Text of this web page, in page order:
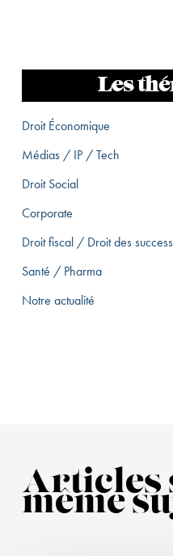
Les
Droit Économique
Médias / IP / Tech
Droit Social
Corporate
Droit fiscal / Droit des
Santé / Pharma
Notre actualité
Articles
même